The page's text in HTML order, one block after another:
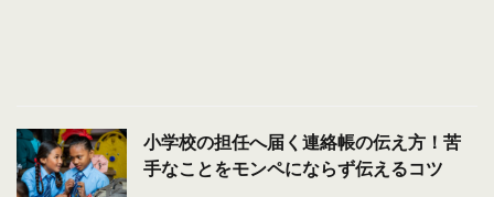
小学校の担任へ届く連絡帳の伝え方！苦
手なことをモンペにならず伝えるコツ